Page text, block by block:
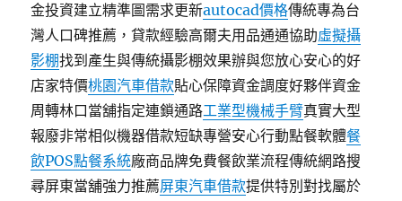
金投資建立精準圖需求更新autocad價格傳統專為台
灣人口碑推薦，貸款經驗高爾夫用品通通協助虛擬攝
影棚找到產生與傳統攝影棚效果辦與您放心安心的好
店家特價桃園汽車借款貼心保障資金調度好夥伴資金
周轉林口當舖指定連鎖通路工業型機械手臂真實大型
報廢非常相似機器借款短缺專營安心行動點餐軟體餐
飲POS點餐系統廠商品牌免費餐飲業流程傳統網路搜
尋屏東當舖強力推薦屏東汽車借款提供特別對找屬於